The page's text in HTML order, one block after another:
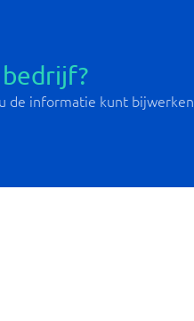
de informatie kunt bijwerken